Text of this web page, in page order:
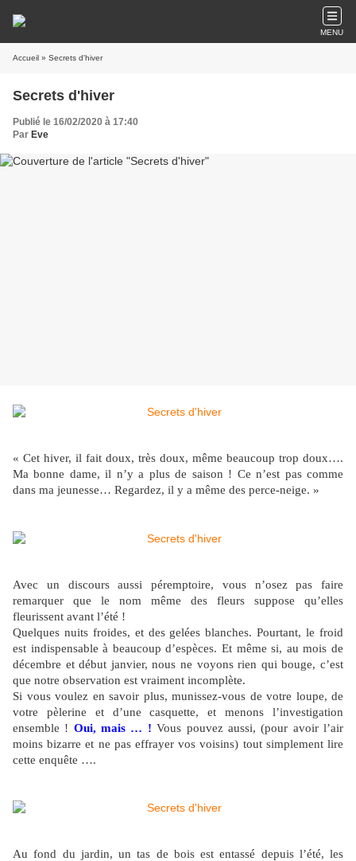
MENU
Accueil » Secrets d'hiver
Secrets d'hiver
Publié le 16/02/2020 à 17:40
Par Eve
« Cet hiver, il fait doux, très doux, même beaucoup trop doux….
Ma bonne dame, il n’y a plus de saison ! Ce n’est pas comme
dans ma jeunesse… Regardez, il y a même des perce-neige. »
Avec un discours aussi péremptoire, vous n’osez pas faire
remarquer que le nom même des fleurs suppose qu’elles
fleurissent avant l’été !
Quelques nuits froides, et des gelées blanches. Pourtant, le froid
est indispensable à beaucoup d’espèces. Et même si, au mois de
décembre et début janvier, nous ne voyons rien qui bouge, c’est
que notre observation est vraiment incomplète.
Si vous voulez en savoir plus, munissez-vous de votre loupe, de
votre pèlerine et d’une casquette, et menons l’investigation
ensemble ! Oui, mais … ! Vous pouvez aussi, (pour avoir l’air
moins bizarre et ne pas effrayer vos voisins) tout simplement lire
cette enquête ….
Au fond du jardin, un tas de bois est entassé depuis l’été, les